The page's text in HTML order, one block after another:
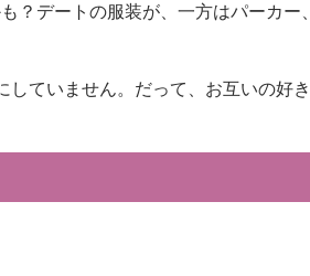
？デートの服装が、一方はパーカー
ていません。だって、お互いの好